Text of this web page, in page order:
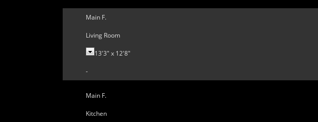
Main F.
Living Room
13'3" x 12'8"
-
Main F.
Kitchen